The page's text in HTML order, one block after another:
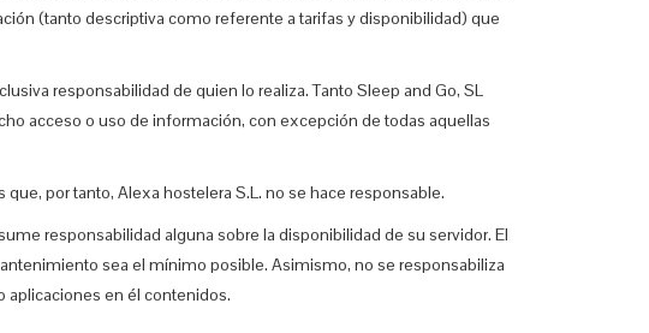
(tanto descriptiva como referente a tarifas y disponibilidad) que
responsabilidad de quien lo realiza. Tanto Sleep and Go, SL
acceso o uso de información, con excepción de todas aquellas
por tanto, Alexa hostelera S.L. no se hace responsable.
responsabilidad alguna sobre la disponibilidad de su servidor. El
sea el mínimo posible. Asimismo, no se responsabiliza
aplicaciones en él contenidos.